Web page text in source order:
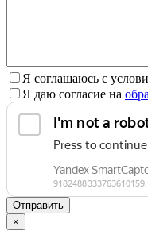
Я соглашаюсь с
Я даю согласие на
×